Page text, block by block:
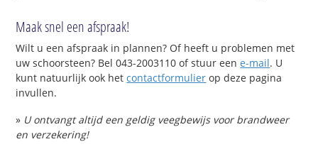
Maak snel een afspraak!
Wilt u een afspraak in plannen? Of heeft u problemen met
uw schoorsteen? Bel 043-2003110 of stuur eene-mail. U
kunt natuurlijk ook hetcontactformulier op deze pagina
invullen.
» U ontvangt altijd een geldig veegbewijs voor brandweer
en verzekering!